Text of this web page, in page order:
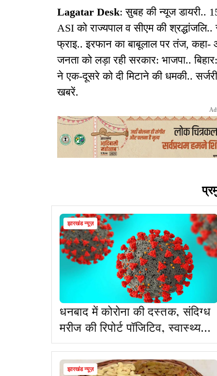
Lagatar Desk: सुबह की न्यूज डायरी..
ASI को राज्यपाल व सीएम की
फ्राइ.. इरफान का बाबूलाल पर तंज,
जनता को लड़ा रही सरकार: भाजपा..
ने एक-दूसरे को दी मिटाने की धमकी..
खबरें.
झारखंड न्यूज़
धनबाद में कोरोना की दस्तक, संदिग्ध
मरीज की रिपोर्ट पॉजिटिव, स्वास्थ्य
विभाग अलर्ट
झारखंड न्यूज़